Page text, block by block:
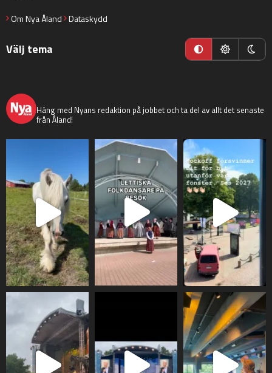
Om Nya Åland Dataskydd
Välj tema
Häng med Nyans redaktion på jobbet och ta del av allt det senaste
från Åland!